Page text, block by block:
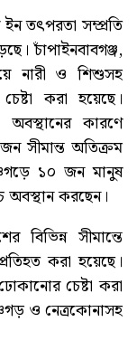
ইন তৎপরতা সম্প্রতি
চাঁপাইনবাবগঞ্জ,
নারী ও শিশুসহ
করা হয়েছে।
অবস্থানের কারণে
সীমান্ত অতিক্রম
১০ জন মানুষ
অবস্থান করছেন।
বিভিন্ন সীমান্তে
করা হয়েছে।
চেষ্টা করা
ও নেত্রকোনাসহ